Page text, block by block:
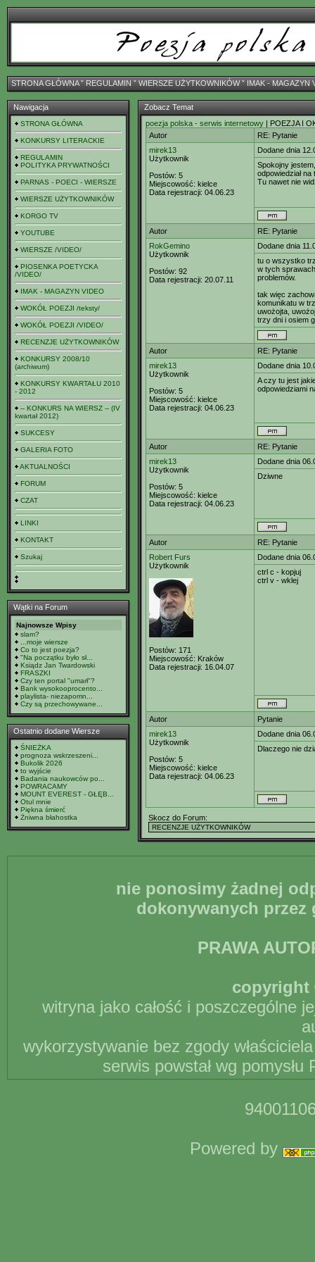
STRONA GŁÓWNAˇ REGULAMIN ˇ WIERSZE UŻYTKOWNIKÓWˇ IMAK - MAGAZYN
Nawigacja
STRONA GŁÓWNA
KONKURSY LITERACKIE
REGULAMIN
POLITYKA PRYWATNOŚCI
PARNAS - POECI - WIERSZE
WIERSZE UŻYTKOWNIKÓW
KORGO TV
YOUTUBE
WIERSZE /VIDEO/
PIOSENKA POETYCKA
/VIDEO/
IMAK - MAGAZYN VIDEO
WOKÓŁ POEZJI /teksty/
WOKÓŁ POEZJI /VIDEO/
RECENZJE UŻYTKOWNIKÓW
KONKURSY 2008/10
(archiwum)
KONKURSY KWARTAŁU 2010
- 2012
-- KONKURS NA WIERSZ -- (IV
kwartał 2012)
SUKCESY
GALERIA FOTO
AKTUALNOŚCI
FORUM
CZAT
LINKI
KONTAKT
Szukaj
Wątki na Forum
Najnowsze Wpisy
slam?
...moje wiersze
Co to jest poezja?
"Na początku było sł...
Ksiądz Jan Twardowski
FRASZKI
Czy ten portal "umarł"?
Bank wysokooprocento...
playlista- niezapomn...
Czy są przechowywane...
Ostatnio dodane Wiersze
ŚNIEŻKA
prognoza wskrzeszeni...
Bukolik 2026
to wyjście
Badania naukowców po...
POWRACAMY
MOUNT EVEREST - GŁĘB...
Otul mnie
Piękna śmierć
Żniwna błahostka
Zobacz Temat
poezja polska - serwis internetowy | POEZJA I
Autor
RE: Pytanie
mirek13
Użytkownik
Postów: 5
Miejscowość: kielce
Data rejestracji: 04.06.23
Dodane dnia
Spokojny
odpowiedział
Tu nawet nie
Autor
RE: Pytanie
RokGemino
Użytkownik
Postów: 92
Data rejestracji: 20.07.11
Dodane dnia
tu o wszystko
w tych
problemów.
tak więc
komunikatu w
uwożojta,
trzy dni i osiem
Autor
RE: Pytanie
mirek13
Użytkownik
Postów: 5
Miejscowość: kielce
Data rejestracji: 04.06.23
Dodane dnia
A czy tu jest
odpowiedziami
Autor
RE: Pytanie
mirek13
Użytkownik
Postów: 5
Miejscowość: kielce
Data rejestracji: 04.06.23
Dodane dnia
Dziwne
Autor
RE: Pytanie
Robert Furs
Użytkownik
Postów: 171
Miejscowość: Kraków
Data rejestracji: 16.04.07
Dodane dnia
ctrl c - kopjuj
ctrl v - wklej
Autor
Pytanie
mirek13
Użytkownik
Postów: 5
Miejscowość: kielce
Data rejestracji: 04.06.23
Dodane dnia
Dlaczego nie
Skocz do Forum:
nie ponosimy żadnej
dokonywanych
PRAWA
copyright
witryna jako całość i poszczególne
wykorzystywanie bez zgody
serwis powstał wg
Powered by